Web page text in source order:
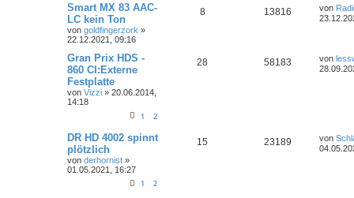
Smart MX 83 AAC-
LC kein Ton
von goldfingerzork »
22.12.2021, 09:16
8 13816 von
Gran Prix HDS -
860 CI:Externe
Festplatte
von Vizzi » 20.06.2014,
14:18
1 2
28 58183 von
DR HD 4002 spinnt
plötzlich
von derhornist »
01.05.2021, 16:27
1 2
15 23189 von